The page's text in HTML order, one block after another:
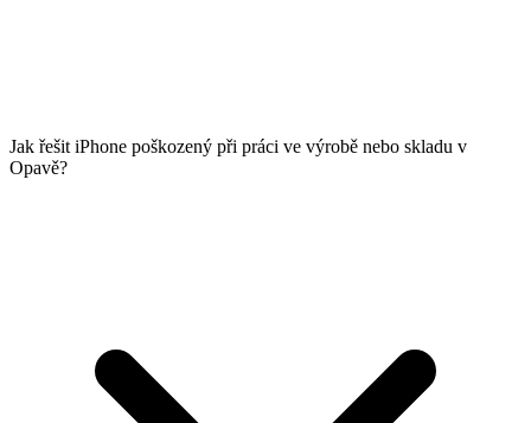
Jak řešit iPhone poškozený při práci ve výrobě nebo skladu v
Opavě?